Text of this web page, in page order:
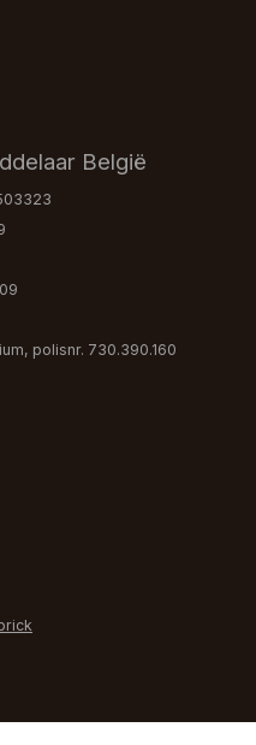
België
polisnr. 730.390.160